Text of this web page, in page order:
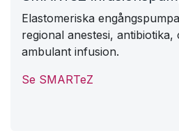
Uterin manipulation
Uterusmanipulatorer och
laparoskopisk och